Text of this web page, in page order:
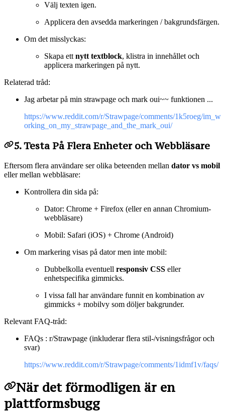
Välj texten igen.
Applicera den avsedda markeringen / bakgrundsfärgen.
Om det misslyckas:
Skapa ett nytt textblock, klistra in innehållet och
applicera markeringen på nytt.
Relaterad tråd:
Jag arbetar på min strawpage och mark oui~~ funktionen ...
https://www.reddit.com/r/Strawpage/comments/1k5roeg/im_w
orking_on_my_strawpage_and_the_mark_oui/
5. Testa På Flera Enheter och Webbläsare
Eftersom flera användare ser olika beteenden mellan dator vs mobil
eller mellan webbläsare:
Kontrollera din sida på:
Dator: Chrome + Firefox (eller en annan Chromium-
webbläsare)
Mobil: Safari (iOS) + Chrome (Android)
Om markering visas på dator men inte mobil:
Dubbelkolla eventuell responsiv CSS eller
enhetspecifika gimmicks.
I vissa fall har användare funnit en kombination av
gimmicks + mobilvy som döljer bakgrunder.
Relevant FAQ-tråd:
FAQs : r/Strawpage (inkluderar flera stil-/visningsfrågor och
svar)
https://www.reddit.com/r/Strawpage/comments/1idmf1v/faqs/
När det förmodligen är en
plattformsbugg